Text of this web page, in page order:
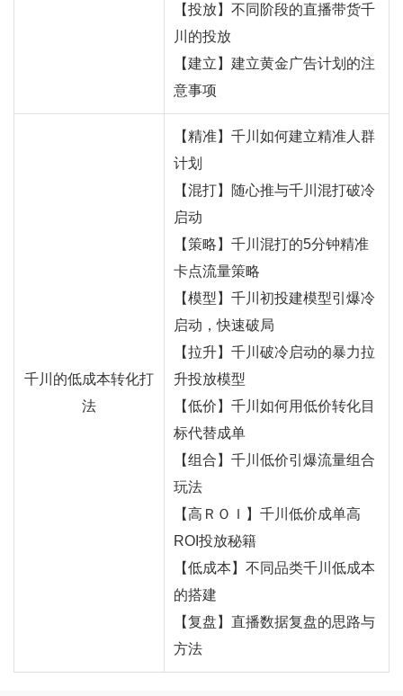
【投放】不同阶段的直播带货千
川的投放
【建立】建立黄金广告计划的注
意事项
千川的低成本转化打
法
【精准】千川如何建立精准人群
计划
【混打】随心推与千川混打破冷
启动
【策略】千川混打的5分钟精准
卡点流量策略
【模型】千川初投建模型引爆冷
启动，快速破局
【拉升】千川破冷启动的暴力拉
升投放模型
【低价】千川如何用低价转化目
标代替成单
【组合】千川低价引爆流量组合
玩法
【高ＲＯＩ】千川低价成单高
ROI投放秘籍
【低成本】不同品类千川低成本
的搭建
【复盘】直播数据复盘的思路与
方法